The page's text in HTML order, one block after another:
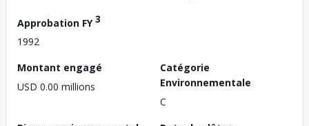
Approbation FY3
1992
Montant engagé
USD 0.00 millions
Catégorie
Environnementale
C